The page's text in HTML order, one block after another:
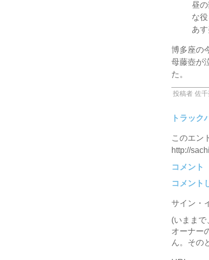
昼
な
あ
博多座の
母藤壺が
た。
投稿者 佐
トラック
このエン
http://
コメント
コメント
サイン・
(いまま
オーナー
ん。その